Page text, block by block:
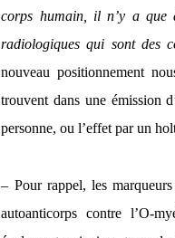
corps humain, il n’y a que
radiologiques qui sont des
nouveau positionnement
trouvent dans une émission
personne, ou l’effet par un
– Pour rappel, les
autoanticorps contre l’O-